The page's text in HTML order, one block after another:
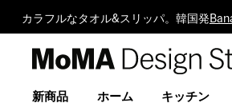
カラフルなタオル&スリッパ。韓国発
新商品 ホーム キッチン